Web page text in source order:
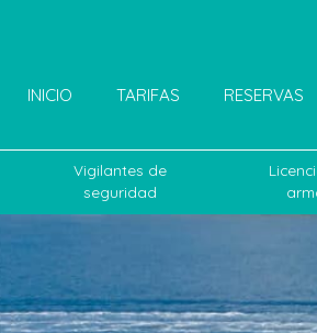
INICIO
TARIFAS RESERVAS
Vigilantes de
seguridad